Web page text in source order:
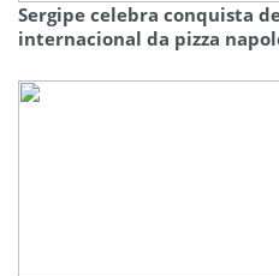
Sergipe celebra conquista
internacional da pizza